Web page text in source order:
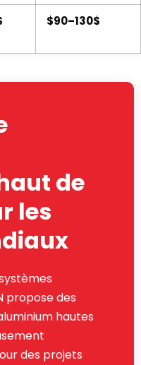
$90–130$
de
les
propose des
hautes
des projets